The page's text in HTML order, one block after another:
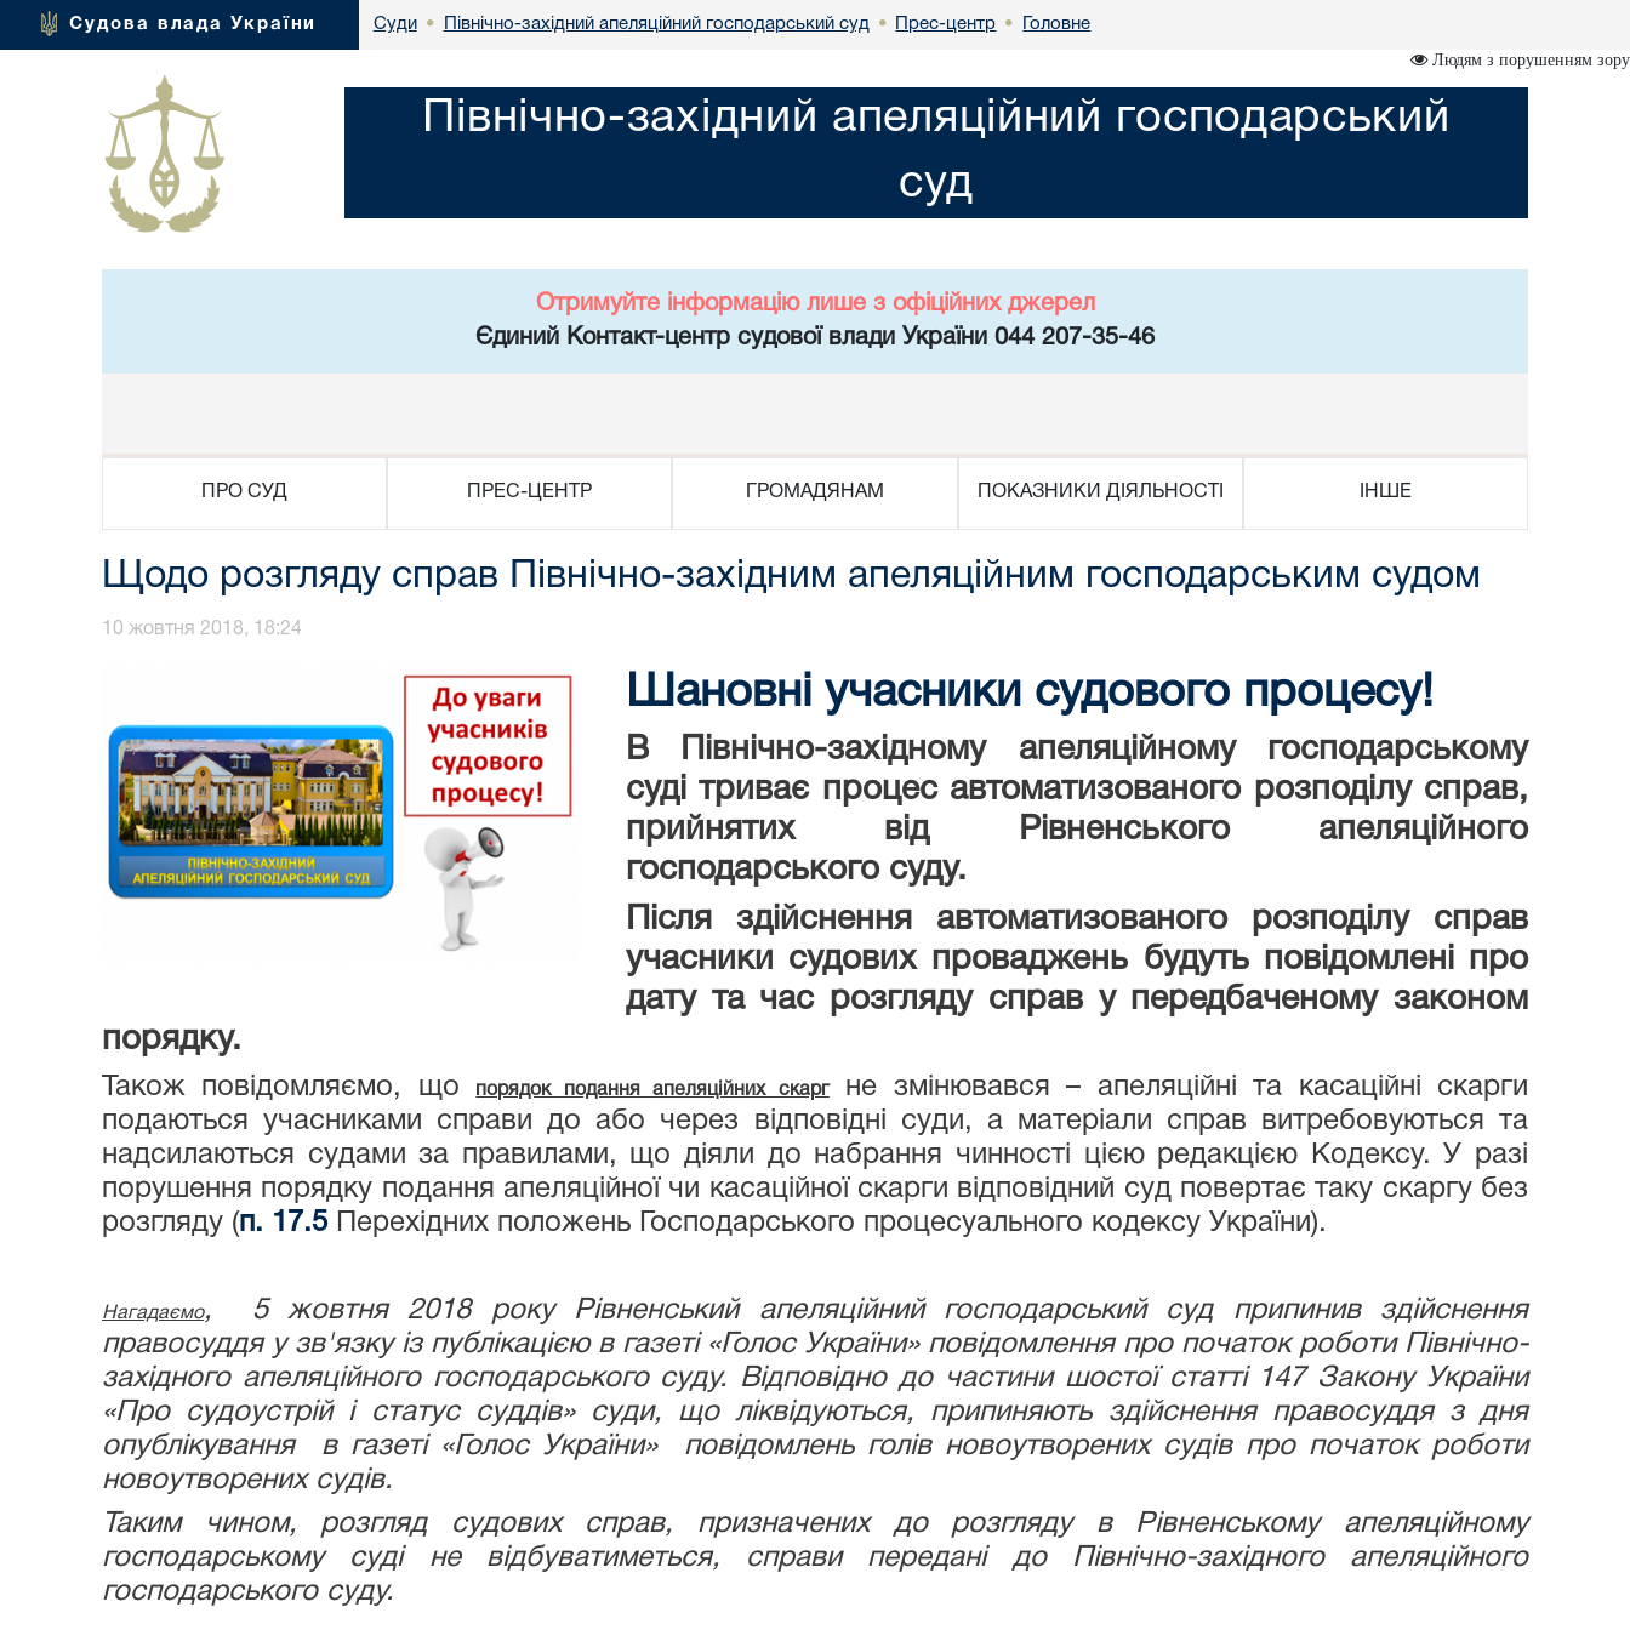
Судова влада України Суди • Північно-західний апеляційний господарський суд • Прес-центр • Головне
Людям з порушенням зору
Північно-західний апеляційний господарський
суд
Отримуйте інформацію лише з офіційних джерел
Єдиний Контакт-центр судової влади України 044 207-35-46
ПРО СУД ПРЕС-ЦЕНТР ГРОМАДЯНАМ ПОКАЗНИКИ ДІЯЛЬНОСТІ ІНШЕ
Щодо розгляду справ Північно-західним апеляційним господарським судом
10 жовтня 2018, 18:24
Шановні учасники судового процесу!
В Північно-західному апеляційному господарському
суді триває процес автоматизованого розподілу справ,
прийнятих від Рівненського апеляційного
господарського суду.
Після здійснення автоматизованого розподілу справ
учасники судових проваджень будуть повідомлені про
дату та час розгляду справ у передбаченому законом
порядку.
Також повідомляємо, що порядок подання апеляційних скаргне змінювався – апеляційні та касаційні скарги
подаються учасниками справи до або через відповідні суди, а матеріали справ витребовуються та
надсилаються судами за правилами, що діяли до набрання чинності цією редакцією Кодексу. У разі
порушення порядку подання апеляційної чи касаційної скарги відповідний суд повертає таку скаргу без
розгляду (п. 17.5 Перехідних положень Господарського процесуального кодексу України).
Нагадаємо, 5 жовтня 2018 року Рівненський апеляційний господарський суд припинив здійснення
правосуддя у зв'язку із публікацією в газеті «Голос України» повідомлення про початок роботи Північно-
західного апеляційного господарського суду. Відповідно до частини шостої статті 147 Закону України
«Про судоустрій і статус суддів» суди, що ліквідуються, припиняють здійснення правосуддя з дня
опублікування в газеті «Голос України» повідомлень голів новоутворених судів про початок роботи
новоутворених судів.
Таким чином, розгляд судових справ, призначених до розгляду в Рівненському апеляційному
господарському суді не відбуватиметься, справи передані до Північно-західного апеляційного
господарського суду.